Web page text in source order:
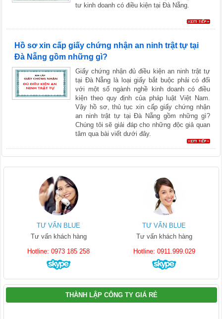
tư kinh doanh có điều kiện tại Đà Nẵng.
Hồ sơ xin cấp giấy chứng nhận an ninh trật tự tại
Đà Nẵng gồm những gì?
Giấy chứng nhận đủ điều kiện an ninh trật tự
tại Đà Nẵng là loại giấy bắt buộc phải có đối
với một số ngành nghề kinh doanh có điều
kiện theo quy định của pháp luật Việt Nam.
Vậy hồ sơ, thủ tục xin cấp giấy chứng nhận
an ninh trật tự tại Đà Nẵng gồm những gì?
Chúng tôi sẽ giải đáp cho những độc giả quan
tâm qua bài viết dưới đây.
TƯ VẤN BLUE
Tư vấn khách hàng
Hotline: 0973 185 258
TƯ VẤN BLUE
Tư vấn khách hàng
Hotline: 0911.999.029
THÀNH LẬP CÔNG TY GIÁ RẺ